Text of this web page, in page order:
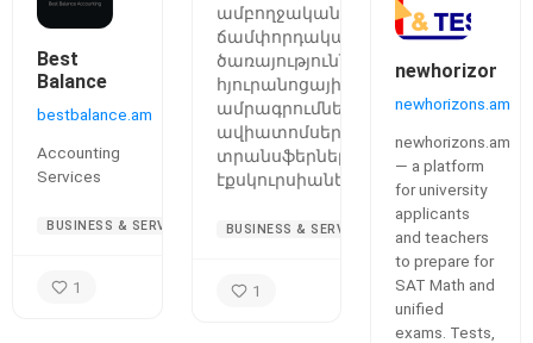
Best
Balance
bestbalance.am
Accounting
Services
BUSINESS & SERVICES
1
ամբողջական
ճամփորդական
ծառայություններ՝
հյուրանոցային
ամրագրումներ,
ավիատոմսեր,
տրանսֆերներ,
էքսկուրսիաներ...
BUSINESS & SERVICES
1
newhorizons.am
newhorizons.am
— a platform
for university
applicants
and teachers
to prepare for
SAT Math and
unified
exams. Tests,